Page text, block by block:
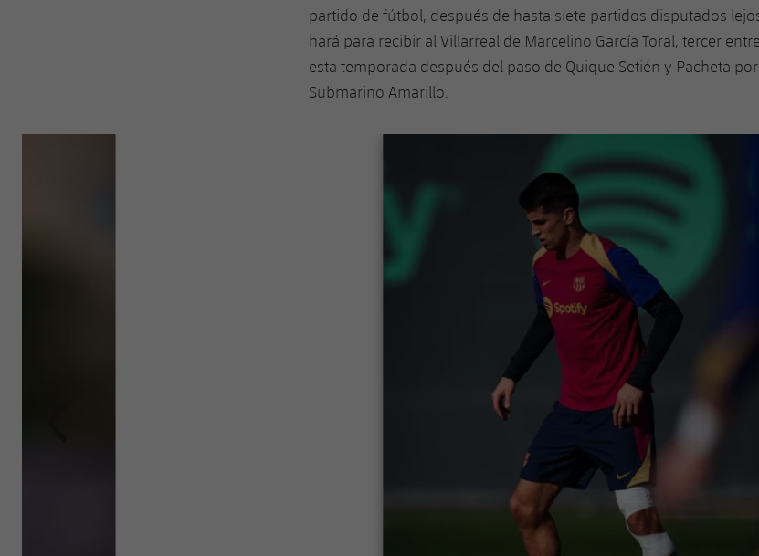
partido de fútbol, después de hasta siete partidos disputados
hará para recibir al Villarreal de Marcelino García Toral, tercer
esta temporada después del paso de Quique Setién y Pacheta
Submarino Amarillo.